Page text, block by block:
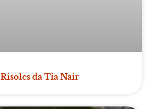
Risoles da Tia Nair